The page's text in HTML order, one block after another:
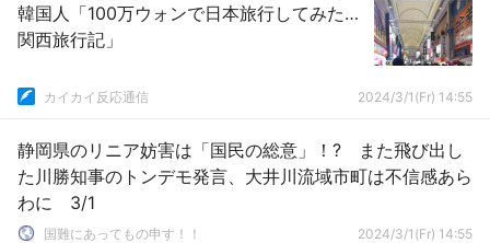
韓国人「100万ウォンで日本旅行してみた…
関西旅行記」
カイカイ反応通信 2024/3/1(Fr) 14:55
静岡県のリニア妨害は「国民の総意」！? また飛び出し
た川勝知事のトンデモ発言、大井川流域市町は不信感あら
わに 3/1
国難にあってもの申す！！ 2024/3/1(Fr) 14:55